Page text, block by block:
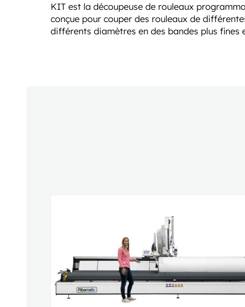
KIT est la découpeuse de rouleaux
conçue pour couper des rouleaux de
différents diamètres en des bandes plus fines